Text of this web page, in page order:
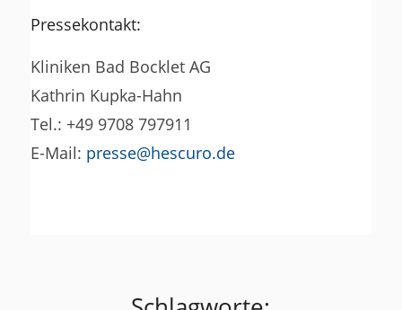
Pressekontakt:
Kliniken Bad Bocklet AG
Kathrin Kupka-Hahn
Tel.: +49 9708 797911
E-Mail: presse@hescuro.de